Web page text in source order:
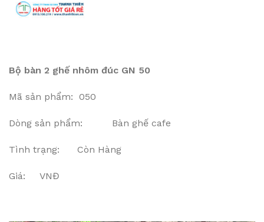
Bộ bàn 2 ghế nhôm đúc GN 50
Mã sản phẩm: 050
Dòng sản phẩm: Bàn ghế cafe
Tình trạng: Còn Hàng
Giá: VNĐ